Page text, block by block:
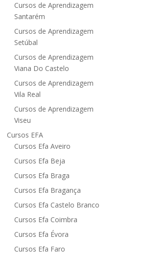
Cursos de Aprendizagem
Santarém
Cursos de Aprendizagem
Setúbal
Cursos de Aprendizagem
Viana Do Castelo
Cursos de Aprendizagem
Vila Real
Cursos de Aprendizagem
Viseu
Cursos EFA
Cursos Efa Aveiro
Cursos Efa Beja
Cursos Efa Braga
Cursos Efa Bragança
Cursos Efa Castelo Branco
Cursos Efa Coimbra
Cursos Efa Évora
Cursos Efa Faro